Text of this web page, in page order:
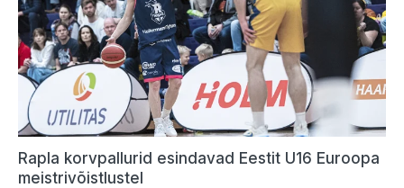
Rapla korvpallurid esindavad Eestit U16 Euroopa
meistrivõistlustel